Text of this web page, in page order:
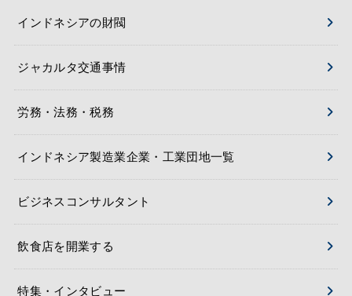
インドネシアの財閥
ジャカルタ交通事情
労務・法務・税務
インドネシア製造業企業・工業団地一覧
ビジネスコンサルタント
飲食店を開業する
特集・インタビュー